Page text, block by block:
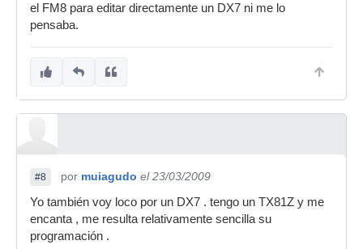
el FM8 para editar directamente un DX7 ni me lo
pensaba.
#8 por muiagudo el 23/03/2009
Yo también voy loco por un DX7 . tengo un TX81Z y me
encanta , me resulta relativamente sencilla su
programación .